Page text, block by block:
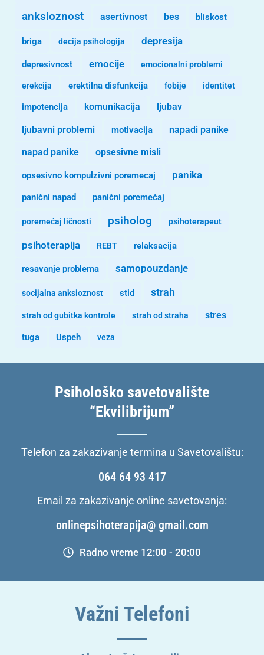
anksioznost asertivnost bes bliskost
briga decija psihologija depresija
depresivnost emocije emocionalni problemi
erekcija erektilna disfunkcija fobije identitet
impotencija komunikacija ljubav
ljubavni problemi motivacija napadi panike
napad panike opsesivne misli
opsesivno kompulzivni poremecaj panika
panični napad panični poremećaj
poremećaj ličnosti psiholog psihoterapeut
psihoterapija REBT relaksacija
resavanje problema samopouzdanje
socijalna anksioznost stid strah
strah od gubitka kontrole strah od straha stres
tuga Uspeh veza
Psihološko savetovalište
“Ekvilibrijum”
Telefon za zakazivanje termina u Savetovalištu:
064 64 93 417
Email za zakazivanje online savetovanja:
onlinepsihoterapija@ gmail.com
Radno vreme 12:00 - 20:00
Važni Telefoni